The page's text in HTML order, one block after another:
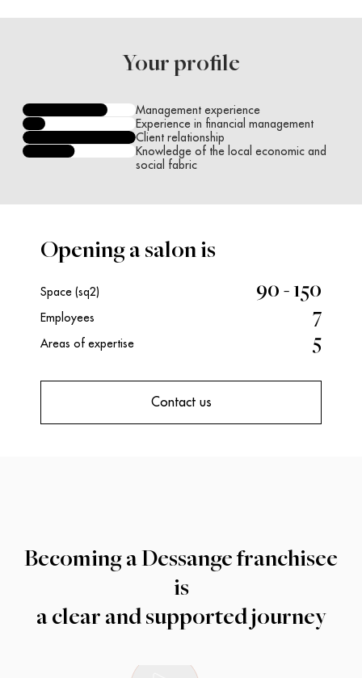
Your profile
Management experience
Experience in financial management
Client relationship
Knowledge of the local economic and
social fabric
Opening a salon is
Space (sq2) 90 - 150
Employees 7
Areas of expertise 5
Contact us
Becoming a Dessange franchisee
is
a clear and supported journey